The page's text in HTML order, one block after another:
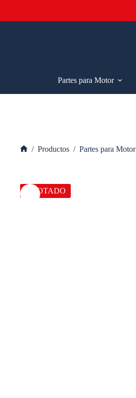
contenido
Partes para Motor
/ Productos / Partes para Motor
AGOTADO